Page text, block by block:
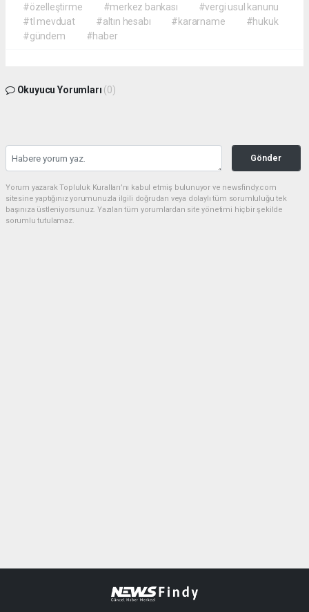
#özelleştirme
#merkez bankası
#vergi usul kanunu
#tl mevduat
#altın hesabı #kararname
#hukuk
#gündem
#haber
Okuyucu Yorumları (0)
Gönder
Yorum yazarak Topluluk Kuralları’nı kabul etmiş bulunuyor ve newsfindy.com
sitesine yaptığınız yorumunuzla ilgili doğrudan veya dolaylı tüm sorumluluğu tek
başınıza üstleniyorsunuz. Yazılan tüm yorumlardan site yönetimi hiçbir şekilde
sorumlu tutulamaz.